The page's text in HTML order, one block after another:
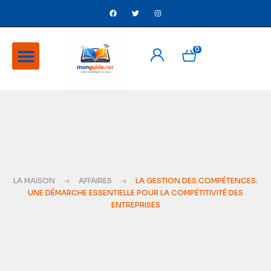
0
LA MAISON AFFAIRES
LA GESTION DES COMPÉTENCES:
UNE DÉMARCHE ESSENTIELLE POUR LA COMPÉTITIVITÉ DES
ENTREPRISES